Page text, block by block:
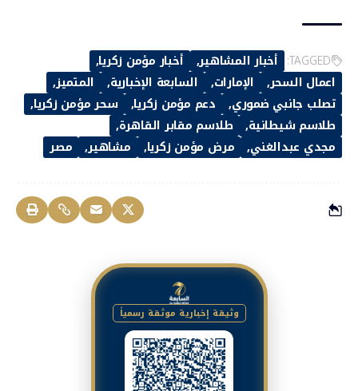
TAGGED: أخبار المشاهير
أخبار مؤمن زكريا
اعمال السحر
الإمارات السابعة الإخبارية
المتميز
تصلب جانبي ضموري
دعم مؤمن زكريا
سحر مؤمن زكريا
طلاسم شيطانية
طلاسم مقابر القاهرة
مجدي عبدالغني
مرض مؤمن زكريا مشاهير مصر
وثيقة إخبارية موثقة رسمياً